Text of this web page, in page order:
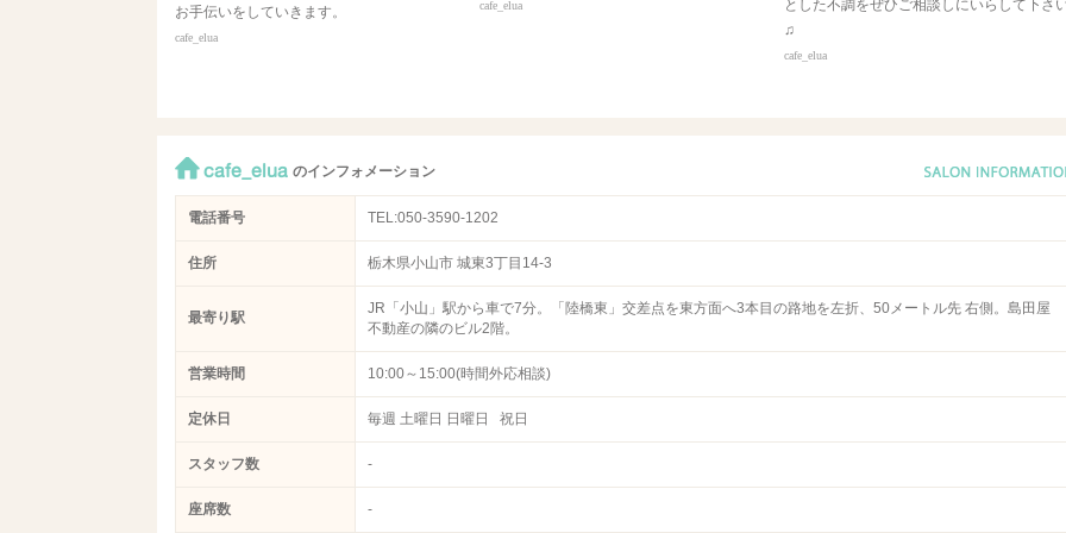
お手伝いをしていきます。
cafe_elua
cafe_elua
とした不調をぜひご相談しにいらして下さ
♫
cafe_elua
cafe_elua のインフォメーション
電話番号 TEL:050-3590-1202
住所 栃木県小山市 城東3丁目14-3
最寄り駅
JR「小山」駅から車で7分。「陸橋東」交差点を東方面へ3本目の路地を左折、50メートル先 右側。島田屋
不動産の隣のビル2階。
営業時間 10:00～15:00(時間外応相談)
定休日 毎週 土曜日 日曜日 祝日
スタッフ数 -
座席数 -